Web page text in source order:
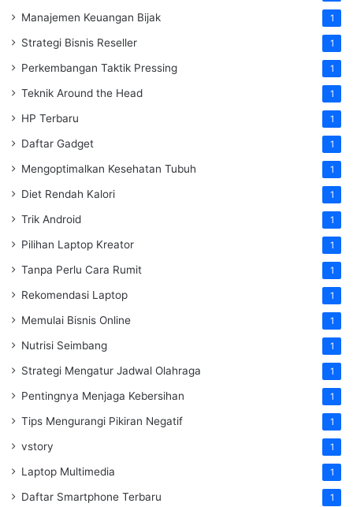
Manajemen Keuangan Bijak 1
Strategi Bisnis Reseller 1
Perkembangan Taktik Pressing 1
Teknik Around the Head 1
HP Terbaru 1
Daftar Gadget 1
Mengoptimalkan Kesehatan Tubuh 1
Diet Rendah Kalori 1
Trik Android 1
Pilihan Laptop Kreator 1
Tanpa Perlu Cara Rumit 1
Rekomendasi Laptop 1
Memulai Bisnis Online 1
Nutrisi Seimbang 1
Strategi Mengatur Jadwal Olahraga 1
Pentingnya Menjaga Kebersihan 1
Tips Mengurangi Pikiran Negatif 1
vstory 1
Laptop Multimedia 1
Daftar Smartphone Terbaru 1